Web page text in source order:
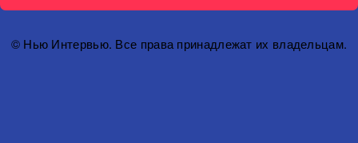
© Нью Интервью. Все права принадлежат их владельцам.